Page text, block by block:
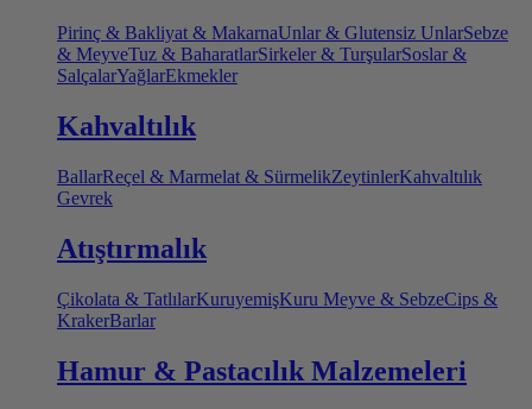
Pirinç & Bakliyat & MakarnaUnlar & Glutensiz UnlarSebze
& MeyveTuz & BaharatlarSirkeler & TurşularSoslar &
SalçalarYağlarEkmekler
Kahvaltılık
BallarReçel & Marmelat & SürmelikZeytinlerKahvaltılık
Gevrek
Atıştırmalık
Çikolata & TatlılarKuruyemişKuru Meyve & SebzeCips &
KrakerBarlar
Hamur & Pastacılık Malzemeleri